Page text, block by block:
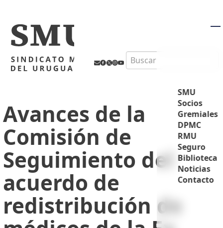
Search
SMU
Socios
Gremiales
DPMC
RMU
Seguro
Biblioteca
Noticias
Contacto
Avances de la
Comisión de
Seguimiento del
acuerdo de
redistribución de